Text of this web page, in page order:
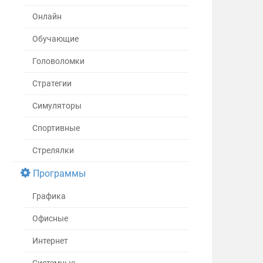
Онлайн
Обучающие
Головоломки
Стратегии
Симуляторы
Спортивные
Стрелялки
Программы
Графика
Офисные
Интернет